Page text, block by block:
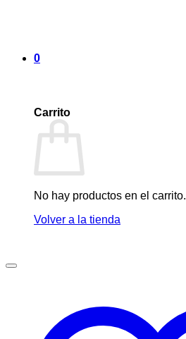
0
Carrito
No hay productos en el carrito.
Volver a la tienda